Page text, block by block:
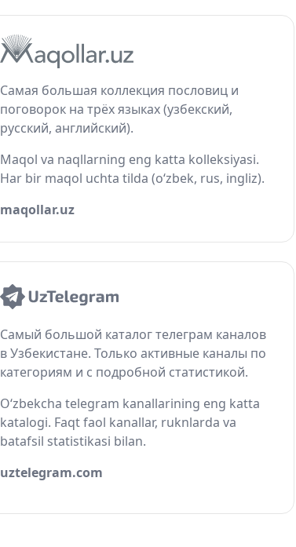
Самая большая коллекция пословиц и
поговорок на трёх языках (узбекский,
русский, английский).
Maqol va naqllarning eng katta kolleksiyasi.
Har bir maqol uchta tilda (o‘zbek, rus, ingliz).
maqollar.uz
Самый большой каталог телеграм каналов
в Узбекистане. Только активные каналы по
категориям и с подробной статистикой.
O‘zbekcha telegram kanallarining eng katta
katalogi. Faqt faol kanallar, ruknlarda va
batafsil statistikasi bilan.
uztelegram.com